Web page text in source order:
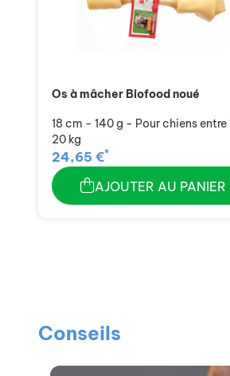
Os à mâcher Biofood noué
18 cm - 140 g - Pour chiens entre
20 kg
24,65 €*
AJOUTER AU PANIER
Conseils